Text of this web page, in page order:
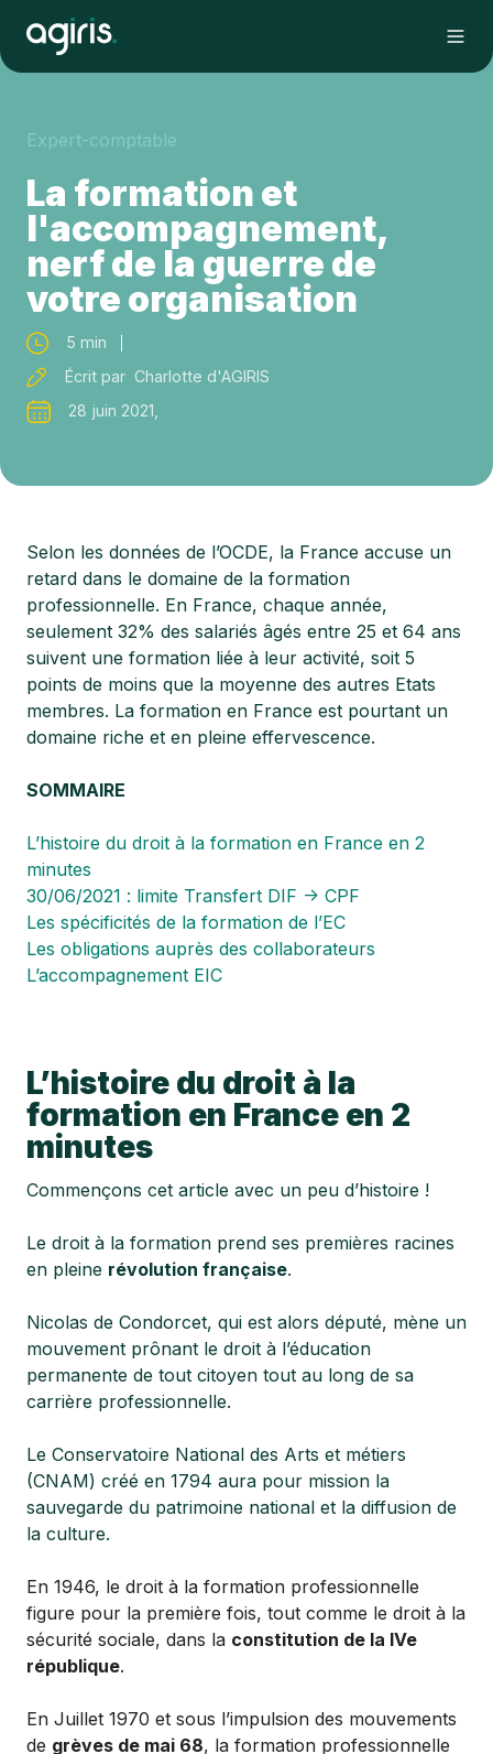
Expert-comptable
La formation et
l'accompagnement,
nerf de la guerre de
votre organisation
5 min
Écrit par Charlotte d'AGIRIS
28 juin 2021,
Selon les données de l’OCDE, la France accuse un
retard dans le domaine de la formation
professionnelle. En France, chaque année,
seulement 32% des salariés âgés entre 25 et 64 ans
suivent une formation liée à leur activité, soit 5
points de moins que la moyenne des autres Etats
membres. La formation en France est pourtant un
domaine riche et en pleine effervescence.
SOMMAIRE
L’histoire du droit à la formation en France en 2
minutes
30/06/2021 : limite Transfert DIF -> CPF
Les spécificités de la formation de l’EC
Les obligations auprès des collaborateurs
L’accompagnement EIC
L’histoire du droit à la
formation en France en 2
minutes
Commençons cet article avec un peu d’histoire !
Le droit à la formation prend ses premières racines
en pleine révolution française.
Nicolas de Condorcet, qui est alors député, mène un
mouvement prônant le droit à l’éducation
permanente de tout citoyen tout au long de sa
carrière professionnelle.
Le Conservatoire National des Arts et métiers
(CNAM) créé en 1794 aura pour mission la
sauvegarde du patrimoine national et la diffusion de
la culture.
En 1946, le droit à la formation professionnelle
figure pour la première fois, tout comme le droit à la
sécurité sociale, dans la constitution de la IVe
république.
En Juillet 1970 et sous l’impulsion des mouvements
de grèves de mai 68, la formation professionnelle